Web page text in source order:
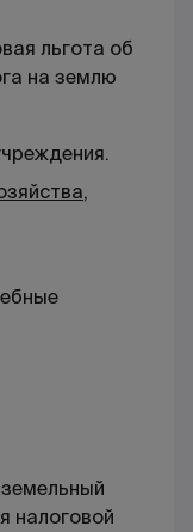
льгота об
на землю
,
налоговой